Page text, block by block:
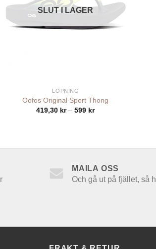
SLUT I LAGER
LÖPNING
Oofos Original Sport Thong
419,30 kr – 599 krPrisintervall:
MAILA OSS
Och gå ut på fjället, så